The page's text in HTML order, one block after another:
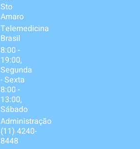
Sto
Amaro
Telemedicina
Brasil
8:00 -
19:00,
Segunda
- Sexta
8:00 -
13:00,
Sábado
Administração
(11) 4240-
8448